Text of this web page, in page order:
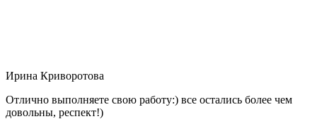
Ирина Криворотова
Отлично выполняете свою работу:) все остались более чем
довольны, респект!)